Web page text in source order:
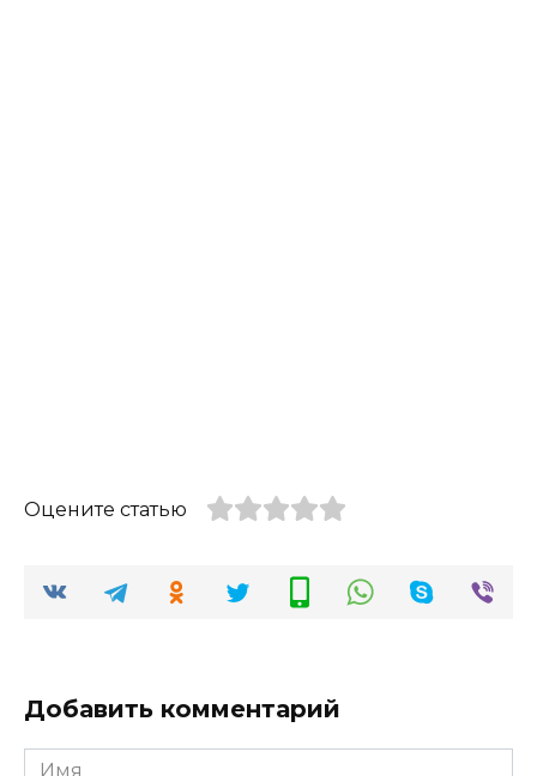
Оцените статью
Добавить комментарий
Имя